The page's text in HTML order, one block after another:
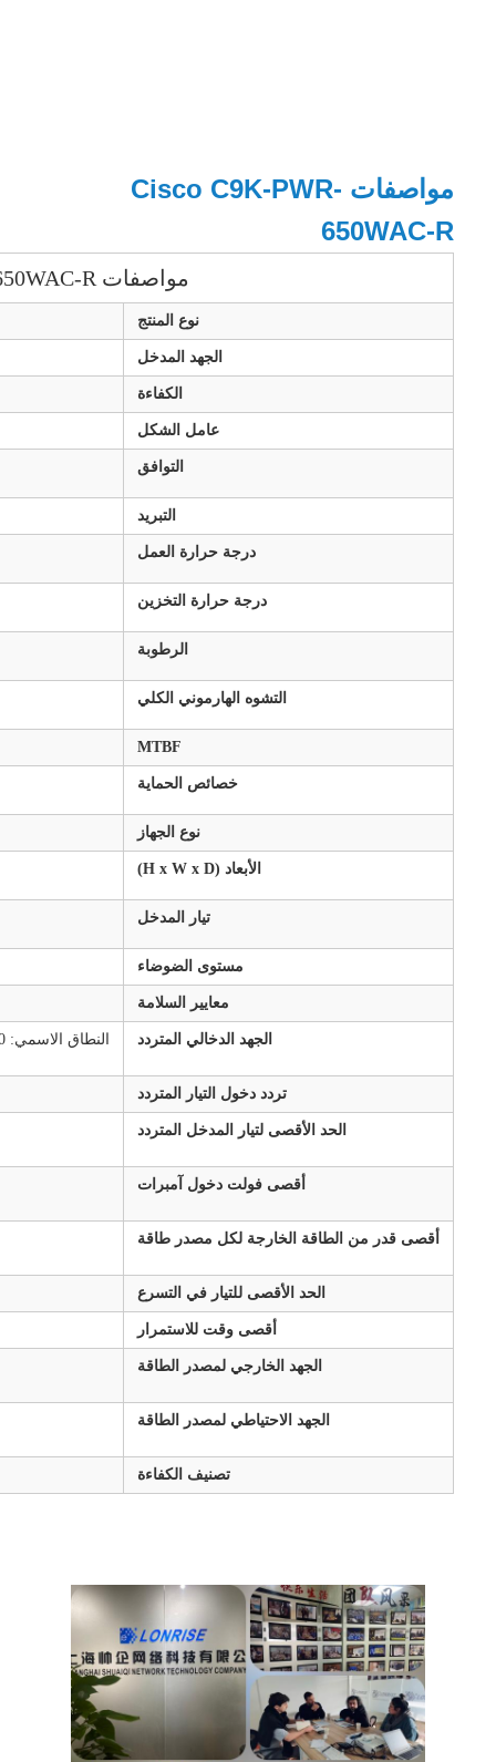
مواصفات Cisco C9K-PWR-
650WAC-R
مواصفات C9K-PWR-650WAC-R
نوع المنتج
الجهد المدخل
الكفاءة
عامل الشكل
التوافق
التبريد
درجة حرارة العمل
درجة حرارة التخزين
الرطوبة
التشوه الهارموني الكلي
MTBF
خصائص الحماية
نوع الجهاز
الأبعاد (H x W x D)
تيار المدخل
مستوى الضوضاء
معايير السلامة
الجهد الدخالي المتردد النطاق الاسمي: 100 و 240 فاكس (النطاق: 90-132 فاكس، 180-264 فاكس)
تردد دخول التيار المتردد
الحد الأقصى لتيار المدخل المتردد
أقصى فولت دخول آمبرات
أقصى قدر من الطاقة الخارجة لكل مصدر طاقة
الحد الأقصى للتيار في التسرع
أقصى وقت للاستمرار
الجهد الخارجي لمصدر الطاقة
الجهد الاحتياطي لمصدر الطاقة
تصنيف الكفاءة